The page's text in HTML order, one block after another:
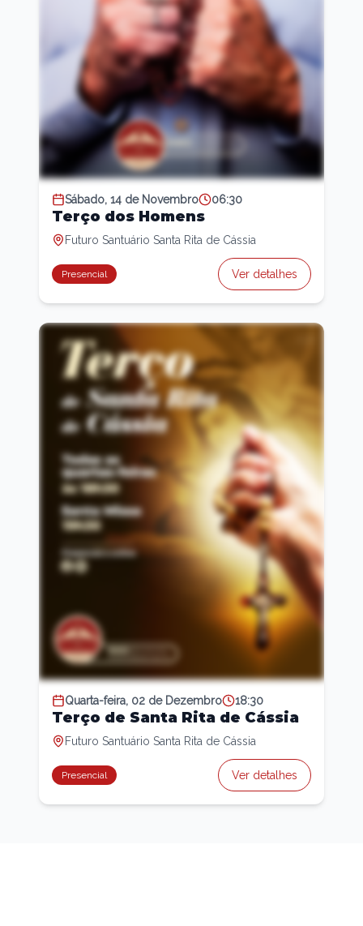
Sábado, 14 de Novembro 06:30
Terço dos Homens
Futuro Santuário Santa Rita de Cássia
Presencial Ver detalhes
Quarta-feira, 02 de Dezembro 18:30
Terço de Santa Rita de Cássia
Futuro Santuário Santa Rita de Cássia
Presencial Ver detalhes